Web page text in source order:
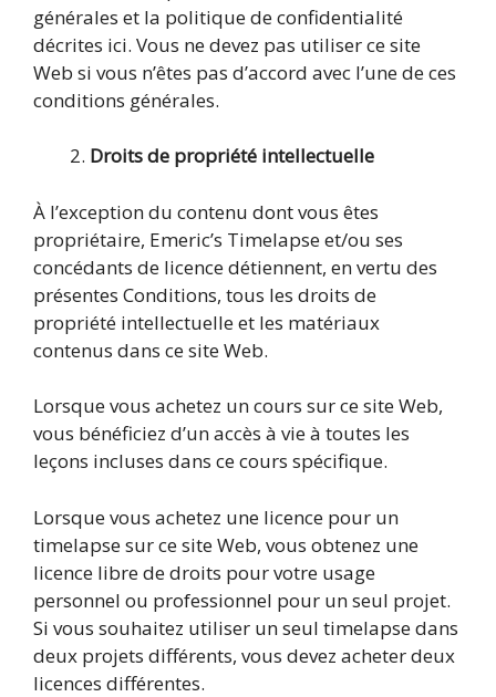
générales et la politique de confidentialité
décrites ici. Vous ne devez pas utiliser ce site
Web si vous n’êtes pas d’accord avec l’une de ces
conditions générales.
Droits de propriété intellectuelle
À l’exception du contenu dont vous êtes
propriétaire, Emeric’s Timelapse et/ou ses
concédants de licence détiennent, en vertu des
présentes Conditions, tous les droits de
propriété intellectuelle et les matériaux
contenus dans ce site Web.
Lorsque vous achetez un cours sur ce site Web,
vous bénéficiez d’un accès à vie à toutes les
leçons incluses dans ce cours spécifique.
Lorsque vous achetez une licence pour un
timelapse sur ce site Web, vous obtenez une
licence libre de droits pour votre usage
personnel ou professionnel pour un seul projet.
Si vous souhaitez utiliser un seul timelapse dans
deux projets différents, vous devez acheter deux
licences différentes.